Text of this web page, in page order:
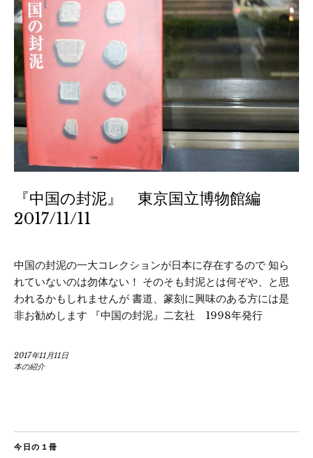
『中国の封泥』 東京国立博物館編
2017/11/11
中国の封泥の一大コレクションが日本に存在するので 知ら
れていないのは勿体ない！ そのそも封泥とは何ぞや、と思
われるかもしれませんが 書道、篆刻に興味のある方には是
非お勧めします 『中国の封泥』二玄社 1998年発行
2017年11月11日
本の紹介
今日の１冊